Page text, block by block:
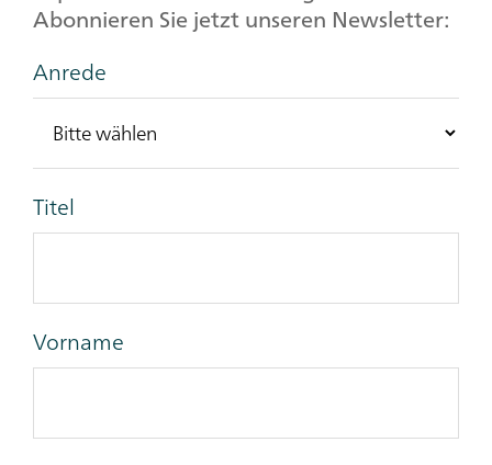
Abonnieren Sie jetzt unseren Newsletter:
Anrede
Titel
Vorname